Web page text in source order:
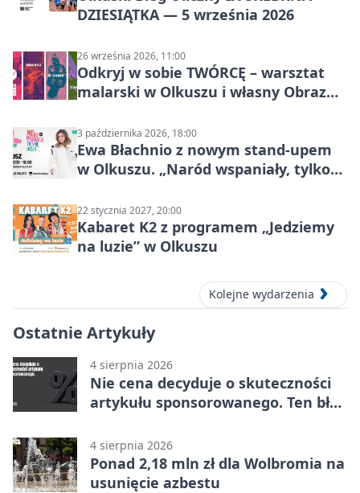
DZIESIĄTKA — 5 września 2026
26 września 2026, 11:00
Odkryj w sobie TWÓRCĘ – warsztat
malarski w Olkuszu i własny Obraz
3 października 2026, 18:00
Ewa Błachnio z nowym stand-upem
w Olkuszu. „Naród wspaniały, tylko
22 stycznia 2027, 20:00
Kabaret K2 z programem „Jedziemy
na luzie” w Olkuszu
Kolejne wydarzenia
Ostatnie Artykuły
4 sierpnia 2026
Nie cena decyduje o skuteczności
artykułu sponsorowanego. Ten błąd
4 sierpnia 2026
Ponad 2,18 mln zł dla Wolbromia na
usunięcie azbestu